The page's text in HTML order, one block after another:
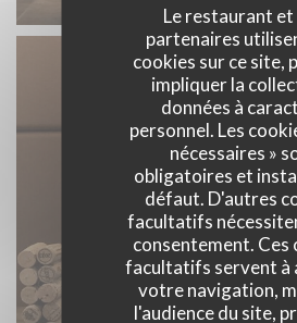
Le restaurant et
partenaires
cookies sur ce site,
impliquer la
données à
personnel. Les
nécessaires »
obligatoires et
défaut. D'autres
facultatifs
consentement. Ces
facultatifs servent à
votre navigation,
l'audience du site,